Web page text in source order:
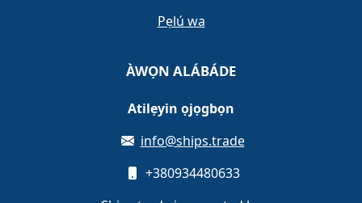
Pẹlú wa
ÀWỌN ALÁBÁDE
Atilẹyin ọjọgbọn
info@ships.trade
+380934480633